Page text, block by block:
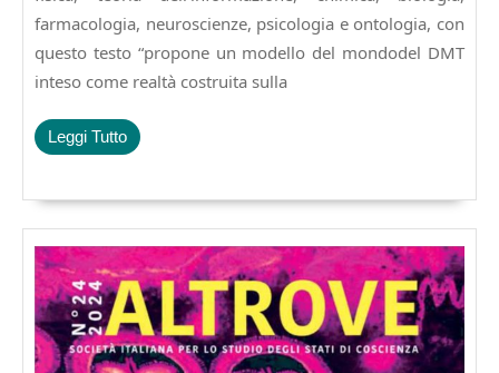
farmacologia, neuroscienze, psicologia e ontologia, con
questo testo “propone un modello del mondodel DMT
inteso come realtà costruita sulla
Leggi TuttoLeggi
Tutto